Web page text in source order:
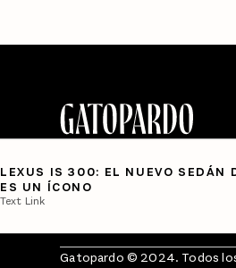
LEXUS IS 300: EL NUEVO SEDÁN
ES UN ÍCONO
Text Link
Gatopardo © 2024. Todos